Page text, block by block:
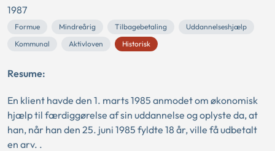
1987
Formue Mindreårig Tilbagebetaling
Uddannelseshjælp
Kommunal
Aktivloven Historisk
Resume:
En klient havde den 1. marts 1985 anmodet om økonomisk
hjælp til færdiggørelse af sin uddannelse og oplyste da, at
han, når han den 25. juni 1985 fyldte 18 år, ville få udbetalt
en arv. .